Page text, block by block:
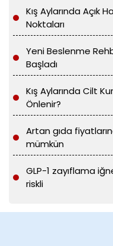
Kış Aylarında Açık
Noktaları
Yeni Beslenme
Başladı
Kış Aylarında Cilt
Önlenir?
Artan gıda
mümkün
GLP-1 zayıflama
riskli